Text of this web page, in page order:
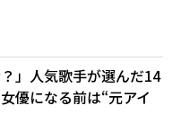
？」人気歌手が選んだ14
優になる前は“元アイ